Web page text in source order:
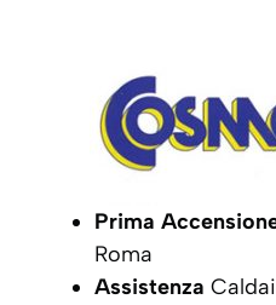
Prima
Roma
Assistenza